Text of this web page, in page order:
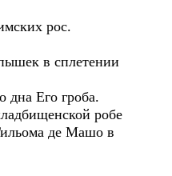
рос.
в сплетении
дна Его гроба.
робе
де Машо в